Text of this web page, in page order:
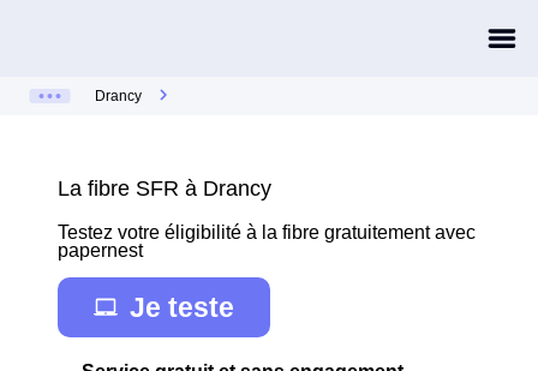
Drancy
La fibre SFR à Drancy
Testez votre éligibilité à la fibre gratuitement avec
papernest
Je teste